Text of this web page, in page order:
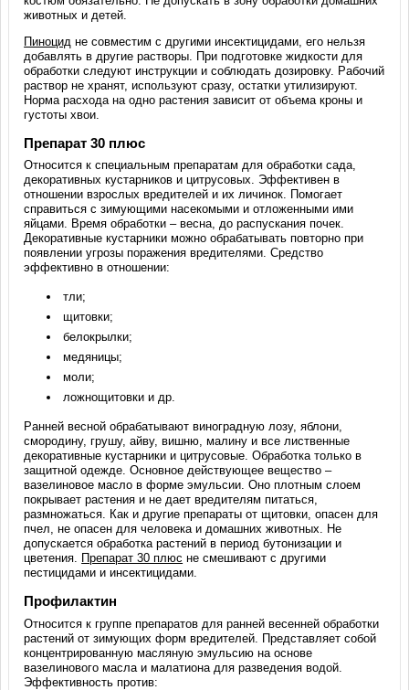
животных и детей.
Пиноцид не совместим с другими инсектицидами, его нельзя
добавлять в другие растворы. При подготовке жидкости для
обработки следуют инструкции и соблюдать дозировку. Рабочий
раствор не хранят, используют сразу, остатки утилизируют.
Норма расхода на одно растения зависит от объема кроны и
густоты хвои.
Препарат 30 плюс
Относится к специальным препаратам для обработки сада,
декоративных кустарников и цитрусовых. Эффективен в
отношении взрослых вредителей и их личинок. Помогает
справиться с зимующими насекомыми и отложенными ими
яйцами. Время обработки – весна, до распускания почек.
Декоративные кустарники можно обрабатывать повторно при
появлении угрозы поражения вредителями. Средство
эффективно в отношении:
тли;
щитовки;
белокрылки;
медяницы;
моли;
ложнощитовки и др.
Ранней весной обрабатывают виноградную лозу, яблони,
смородину, грушу, айву, вишню, малину и все лиственные
декоративные кустарники и цитрусовые. Обработка только в
защитной одежде. Основное действующее вещество –
вазелиновое масло в форме эмульсии. Оно плотным слоем
покрывает растения и не дает вредителям питаться,
размножаться. Как и другие препараты от щитовки, опасен для
пчел, не опасен для человека и домашних животных. Не
допускается обработка растений в период бутонизации и
цветения. Препарат 30 плюс не смешивают с другими
пестицидами и инсектицидами.
Профилактин
Относится к группе препаратов для ранней весенней обработки
растений от зимующих форм вредителей. Представляет собой
концентрированную масляную эмульсию на основе
вазелинового масла и малатиона для разведения водой.
Эффективность против: